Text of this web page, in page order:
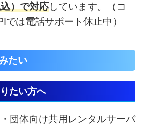
）で対応しています。（コ
では電話サポート休止中）
たい
たい方へ
団体向け共用レンタルサーバ